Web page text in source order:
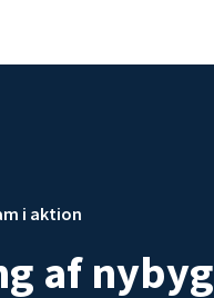
i aktion
af nybyg